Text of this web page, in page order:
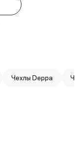
Чехлы Deppa